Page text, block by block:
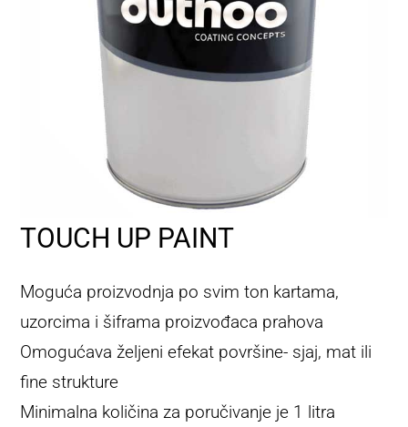
DUTHOO
KONTAKT
TOUCH UP PAINT
Moguća proizvodnja po svim ton kartama,
uzorcima i šiframa proizvođaca prahova
Omogućava željeni efekat površine- sjaj, mat ili
fine strukture
Minimalna količina za poručivanje je 1 litra